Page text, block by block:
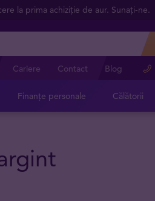
la prima achiziție de aur. Sunați-ne.
Cariere Contact Blog
Finanțe personale Călătorii